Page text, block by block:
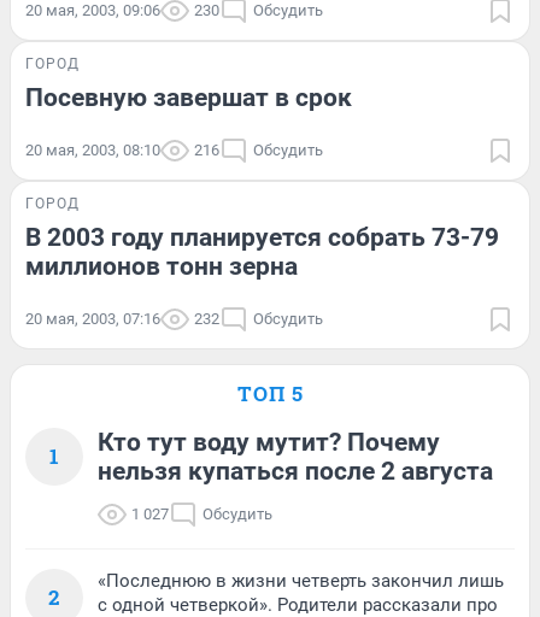
20 мая, 2003, 09:06 230 Обсудить
ГОРОД
Посевную завершат в срок
20 мая, 2003, 08:10 216 Обсудить
ГОРОД
В 2003 году планируется собрать 73-79
миллионов тонн зерна
20 мая, 2003, 07:16 232 Обсудить
ТОП 5
1
Кто тут воду мутит? Почему
нельзя купаться после 2 августа
1 027 Обсудить
2
«Последнюю в жизни четверть закончил лишь
с одной четверкой». Родители рассказали про